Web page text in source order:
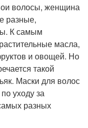
волосы, женщина
разные,
К самым
масла,
и овощей. Но
такой
Маски для волос
уходу за
разных